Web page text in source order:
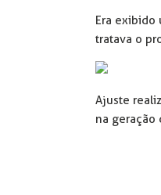
Era exibido
tratava o
Ajuste
na geração